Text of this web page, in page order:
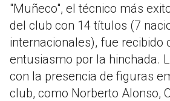
"Muñeco", el técnico más
del club con 14 títulos (7
internacionales), fue recibido
entusiasmo por la hinchada.
con la presencia de figuras
club, como Norberto Alonso,